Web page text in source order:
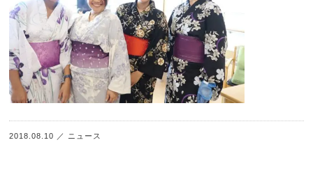
2018.08.10 ／ ニュース